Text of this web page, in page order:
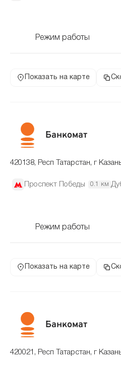
Режим работы
Показать на карте
Банкомат
420138, Респ Татарстан, г
Проспект Победы 0.1 км
Режим работы
Показать на карте
Банкомат
420021, Респ Татарстан, г